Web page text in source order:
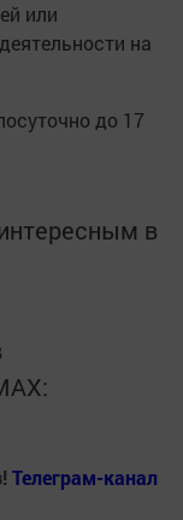
или
на
до 17
в
Телеграм-канал